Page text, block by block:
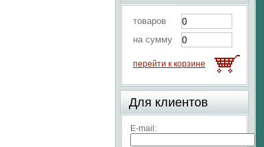
товаров
на сумму
перейти к корзине
Для клиентов
E-mail: